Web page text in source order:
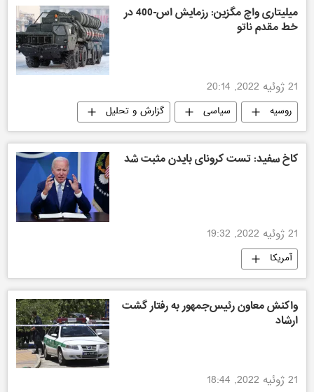
میلیتاری واچ مگزین: رزمایش اس-400 در
خط مقدم ناتو
21 ژوئیه 2022, 20:14
روسیه سیاسی گزارش و تحلیل
کاخ سفید: تست کرونای بایدن مثبت شد
21 ژوئیه 2022, 19:32
آمریکا
واکنش معاون رئیس‌جمهور به رفتار گشت
ارشاد
21 ژوئیه 2022, 18:44